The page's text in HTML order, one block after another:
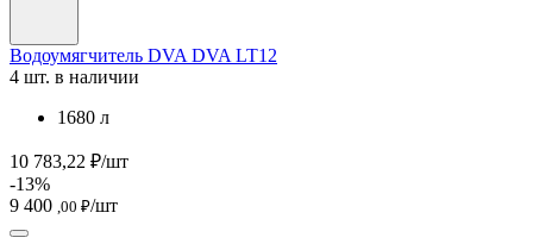
Водоумягчитель DVA DVA LT12
4 шт. в наличии
1680 л
10 783,22 ₽/шт
-13%
9 400 ,00 ₽/шт